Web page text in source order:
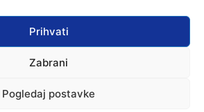
Prihvati
Zabrani
Pogledaj postavke
Aktualno
Krimići, trileri, ljubavne priče i
žanrovi ovoga ljeta u vinkovačkoj
knjižnici